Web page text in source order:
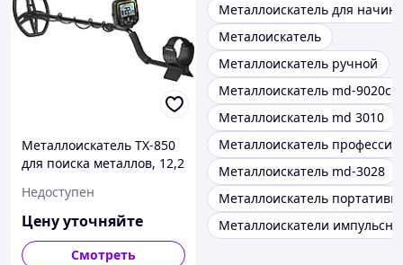
Металлоискатель TX-850
для поиска металлов, 12,2
водонепроницаемая
катушка, автоматическая
балансировка грунта,
Недоступен
Цену уточняйте
Смотреть
Металлоискатель для
Металоискатель
Металлоискатель ручной
Металлоискатель md-9020c
Металлоискатель md 3010
Металлоискатель
Металлоискатель md-3028
Металлоискатель
Металлоискатели